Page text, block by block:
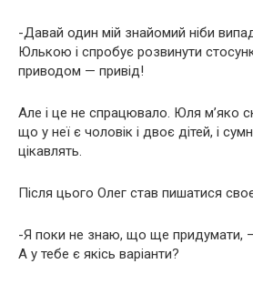
-Давай один мій знайомий ніби
Юлькою і спробує розвинути
приводом — привід!
Але і це не спрацювало. Юля м’яко
що у неї є чоловік і двоє дітей, і
цікавлять.
Після цього Олег став пишатися
-Я поки не знаю, що ще придумати,
А у тебе є якісь варіанти?